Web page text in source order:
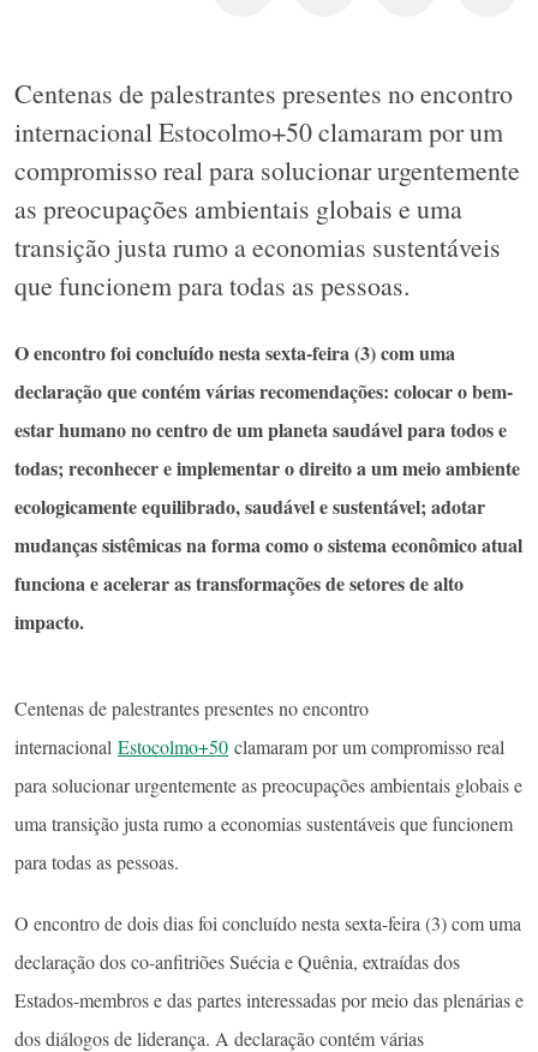
Centenas de palestrantes presentes no encontro
internacional Estocolmo+50 clamaram por um
compromisso real para solucionar urgentemente
as preocupações ambientais globais e uma
transição justa rumo a economias sustentáveis ​​
que funcionem para todas as pessoas.
O encontro foi concluído nesta sexta-feira (3) com uma
declaração que contém várias recomendações: colocar o bem-
estar humano no centro de um planeta saudável para todos e
todas; reconhecer e implementar o direito a um meio ambiente
ecologicamente equilibrado, saudável e sustentável; adotar
mudanças sistêmicas na forma como o sistema econômico atual
funciona e acelerar as transformações de setores de alto
impacto.
Centenas de palestrantes presentes no encontro
internacional Estocolmo+50 clamaram por um compromisso real
para solucionar urgentemente as preocupações ambientais globais e
uma transição justa rumo a economias sustentáveis ​​que funcionem
para todas as pessoas.
O encontro de dois dias foi concluído nesta sexta-feira (3) com uma
declaração dos co-anfitriões Suécia e Quênia, extraídas dos
Estados-membros e das partes interessadas por meio das plenárias e
dos diálogos de liderança. A declaração contém várias